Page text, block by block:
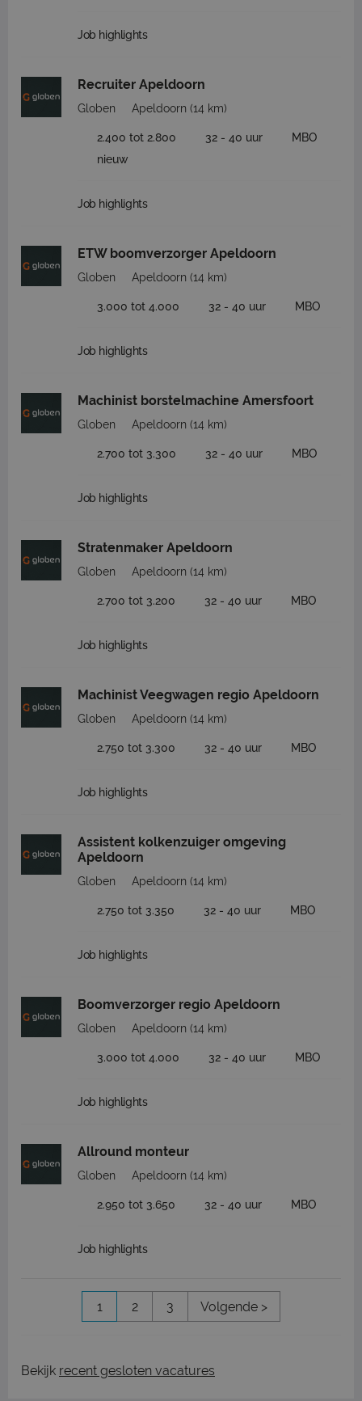
Job highlights
Recruiter Apeldoorn
Globen Apeldoorn (14 km)
2.400 tot 2.800 32 - 40 uur
MBO
nieuw
Job highlights
ETW boomverzorger Apeldoorn
Globen Apeldoorn (14 km)
3.000 tot 4.000 32 - 40 uur MBO
Job highlights
Machinist borstelmachine Amersfoort
Globen Apeldoorn (14 km)
2.700 tot 3.300 32 - 40 uur MBO
Job highlights
Stratenmaker Apeldoorn
Globen Apeldoorn (14 km)
2.700 tot 3.200 32 - 40 uur MBO
Job highlights
Machinist Veegwagen regio Apeldoorn
Globen Apeldoorn (14 km)
2.750 tot 3.300 32 - 40 uur MBO
Job highlights
Assistent kolkenzuiger omgeving
Apeldoorn
Globen Apeldoorn (14 km)
2.750 tot 3.350 32 - 40 uur MBO
Job highlights
Boomverzorger regio Apeldoorn
Globen Apeldoorn (14 km)
3.000 tot 4.000 32 - 40 uur MBO
Job highlights
Allround monteur
Globen Apeldoorn (14 km)
2.950 tot 3.650 32 - 40 uur MBO
Job highlights
1 2 3 Volgende >
Bekijk recent gesloten vacatures